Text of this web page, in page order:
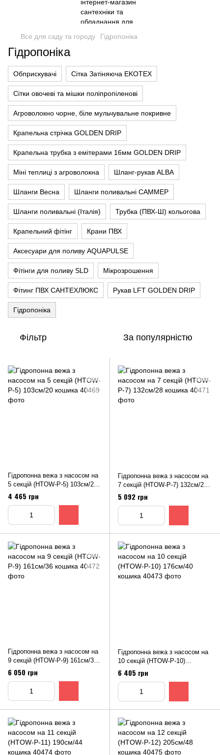
Все для саду та городу Гідропоніка
Гідропоніка
Обприскувачі Сітка Затіняюча EKOTEX
Сітки овочеві та мішки поліпропіленові
Агроволокно чорне, біле мульчувальне покривне
Крапельна стрічка GOLDEN DRIP
Крапельна трубка з емітерами 16мм GOLDEN DRIP
Міні теплиці з агроволокна Шланг-рукав ALBA
Шланги Весна Шланги поливальні САММЕР
Шланги поливальні (Італія) Трубка (ПВХ-Ш) кольorова
Крапельний фітінг Крани ПВХ
Аксесуари для поливу AQUAPULSE
Фітінги для поливу SLD Мікрозрошення
Фітинг ПВХ CАНТЕХЛЮКС Рукав LFT GOLDEN DRIP
Гідропоніка
Фільтр За популярністю
Гiдропонна вежа з насосом на
5 секцiй (HTOW-P-5) 103см/20
кошика
4 465 грн
Гiдропонна вежа з насосом на
7 секцiй (HTOW-P-7) 132см/28
кошика
5 092 грн
Гiдропонна вежа з насосом на
9 секцiй (HTOW-P-9) 161см/36
кошика
6 050 грн
Гiдропонна вежа з насосом на
10 секцій (HTOW-P-10)
176см/40 кошика
6 405 грн